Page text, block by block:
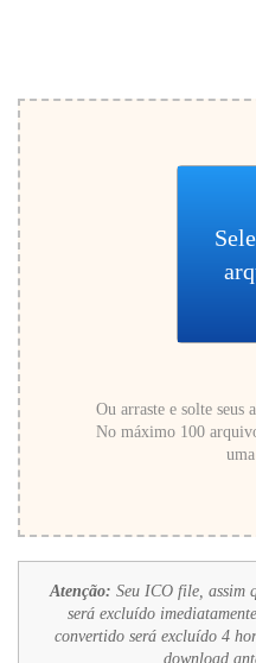
Ou arraste e solte seus
No máximo 100
Atenção: Seu ICO file, assim
será excluído
convertido será excluído 4
download